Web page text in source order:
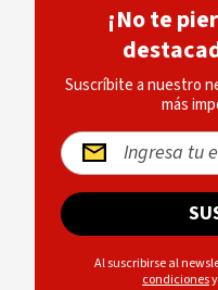
¡No te
Suscríbite a nuestro
más
Al suscribirse al
condicionesy